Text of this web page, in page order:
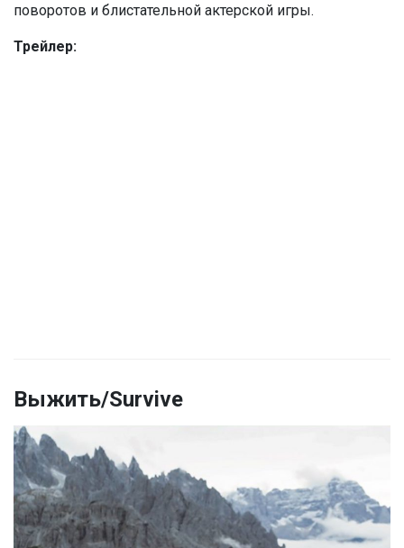
поворотов и блистательной актерской игры.
Трейлер:
Выжить/Survive